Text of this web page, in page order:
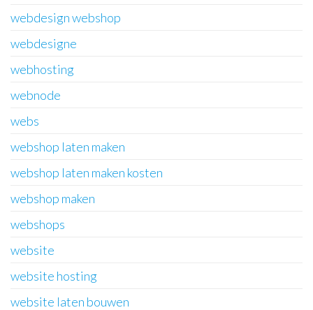
webdesign webshop
webdesigne
webhosting
webnode
webs
webshop laten maken
webshop laten maken kosten
webshop maken
webshops
website
website hosting
website laten bouwen